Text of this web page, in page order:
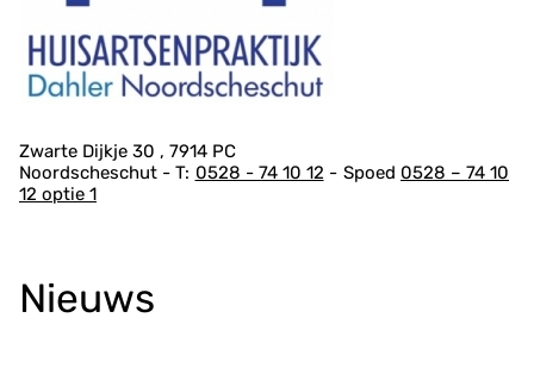
A
d
r
g
Zwarte Dijkje 30
7914 PC
Noordscheschut
0528 - 74 10 12 Spoed 0528 – 74 10
12 optie 1
Nieuws